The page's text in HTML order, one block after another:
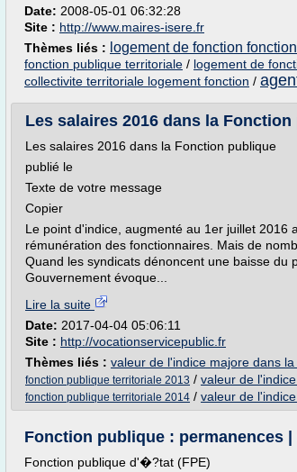
Date: 2008-05-01 06:32:28
Site : http://www.maires-isere.fr
Thèmes liés : logement de fonction
fonction publique territoriale / logement de
collectivite territoriale logement fonction /
Les salaires 2016 dans la
Les salaires 2016 dans la Fonction publique
publié le
Texte de votre message
Copier
Le point d'indice, augmenté au 1er juillet 2016
rémunération des fonctionnaires. Mais de
Quand les syndicats dénoncent une baisse du
Gouvernement évoque...
Lire la suite
Date: 2017-04-04 05:06:11
Site : http://vocationservicepublic.fr
Thèmes liés : valeur de l'indice majore dans
fonction publique territoriale 2013 / valeur de
fonction publique territoriale 2014 / valeur de
Fonction publique : permanences
Fonction publique d'�?tat (FPE)